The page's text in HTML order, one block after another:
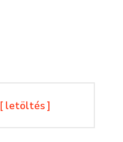
[ letöltés ]